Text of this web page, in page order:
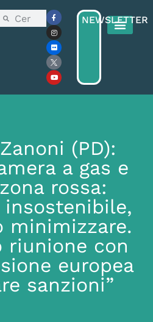
NEWSLETTER
(PD):
a gas e
rossa:
minimizzare.
riunione con
europea
sanzioni”